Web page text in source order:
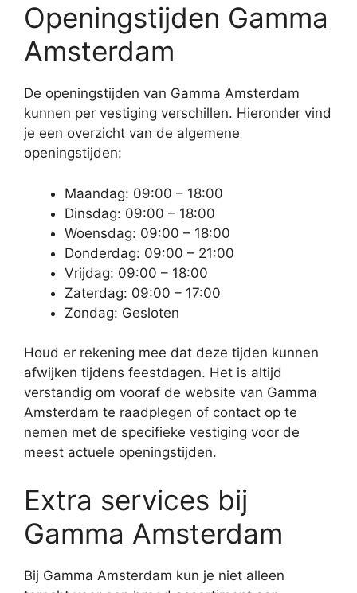
Openingstijden Gamma
Amsterdam
De openingstijden van Gamma Amsterdam
kunnen per vestiging verschillen. Hieronder vind
je een overzicht van de algemene
openingstijden:
Maandag: 09:00 – 18:00
Dinsdag: 09:00 – 18:00
Woensdag: 09:00 – 18:00
Donderdag: 09:00 – 21:00
Vrijdag: 09:00 – 18:00
Zaterdag: 09:00 – 17:00
Zondag: Gesloten
Houd er rekening mee dat deze tijden kunnen
afwijken tijdens feestdagen. Het is altijd
verstandig om vooraf de website van Gamma
Amsterdam te raadplegen of contact op te
nemen met de specifieke vestiging voor de
meest actuele openingstijden.
Extra services bij
Gamma Amsterdam
Bij Gamma Amsterdam kun je niet alleen